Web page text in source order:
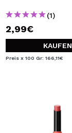
(1)
2,99€
KAUFEN
Preis x 100 Gr: 166,11€